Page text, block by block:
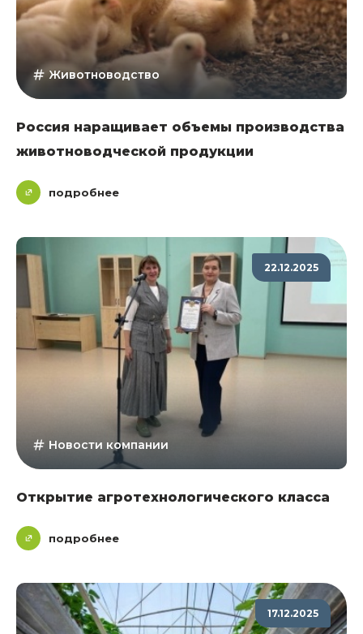
Животноводство
Россия наращивает объемы производства
животноводческой продукции
подробнее
22.12.2025
Новости компании
Открытие агротехнологического класса
подробнее
17.12.2025